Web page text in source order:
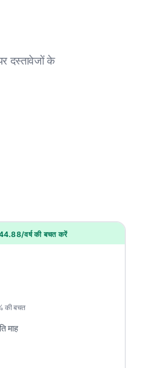
दस्तावेजों के
वर्ष की बचत करें
की बचत
माह